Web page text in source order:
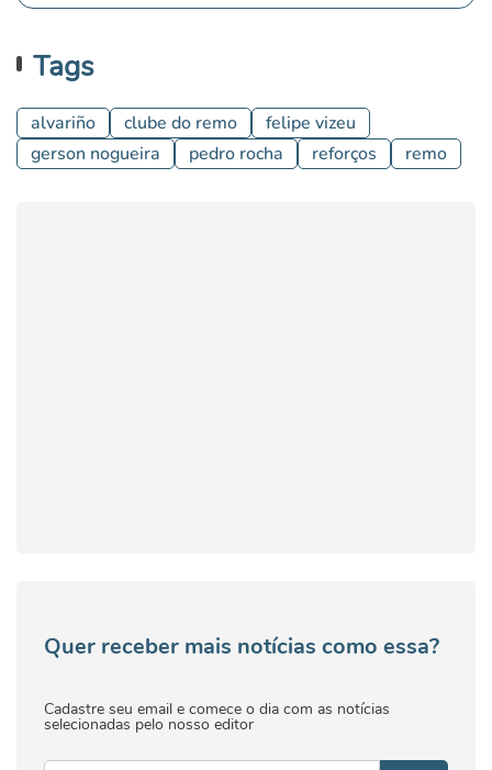
Tags
alvariño clube do remo
felipe vizeu
gerson nogueira
pedro rocha reforços remo
Quer receber mais notícias como essa?
Cadastre seu email e comece o dia com as notícias
selecionadas pelo nosso editor